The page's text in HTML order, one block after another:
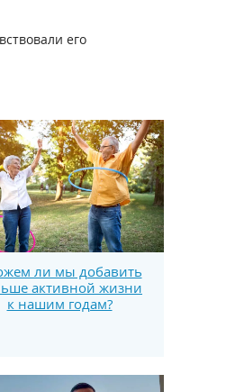
его
ли мы добавить
активной жизни
к нашим годам?